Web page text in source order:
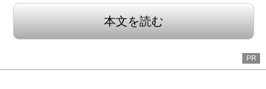
本文を読む
PR